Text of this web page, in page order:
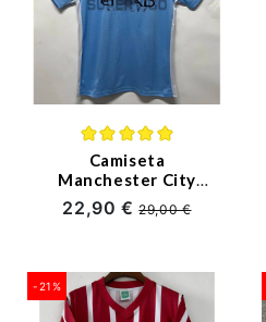
Camiseta
Manchester City
Primera Equipación
Retro 2011/12
22,90 €29,00 €
-21%